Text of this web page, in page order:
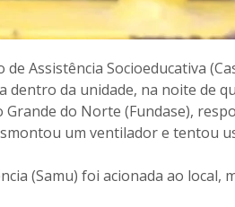
Assistência Socioeducativa
dentro da unidade, na noite de
do Norte (Fundase),
um ventilador e tentou
(Samu) foi acionada ao local,